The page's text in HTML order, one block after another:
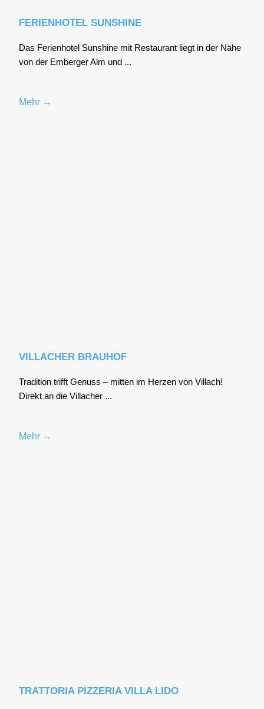
FERIENHOTEL SUNSHINE
Das Feri­en­ho­tel Suns­hi­ne mit Restau­rant liegt in der Nähe
von der Ember­ger Alm und ...
Mehr →
VILLACHER BRAUHOF
Tra­di­ti­on trifft Genuss – mit­ten im Her­zen von Vil­lach!
Direkt an die Vil­la­cher ...
Mehr →
TRATTORIA PIZZERIA VILLA LIDO